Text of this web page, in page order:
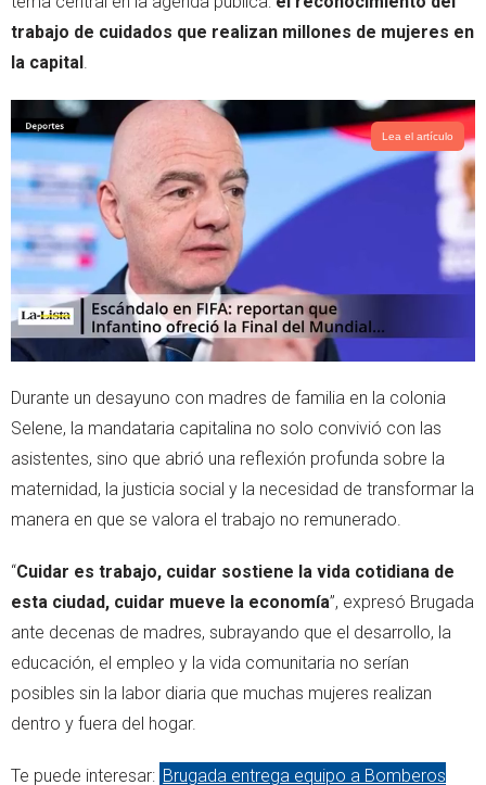
p
trabajo de cuidados que realizan millones de mujeres en
la capital .
Lea el artículo
Durante un desayuno con madres de familia en la colonia
Selene, la mandataria capitalina no solo convivió con las
asistentes, sino que abrió una reflexión profunda sobre la
maternidad, la justicia social y la necesidad de transformar la
manera en que se valora el trabajo no remunerado.
“Cuidar es trabajo, cuidar sostiene la vida cotidiana de
esta ciudad, cuidar mueve la economía”, expresó Brugada
ante decenas de madres, subrayando que el desarrollo, la
educación, el empleo y la vida comunitaria no serían
posibles sin la labor diaria que muchas mujeres realizan
dentro y fuera del hogar.
Te puede interesar: Brugada entrega equipo a Bomberos